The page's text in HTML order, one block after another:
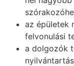
az épületek
felvonulási
a dolgozók